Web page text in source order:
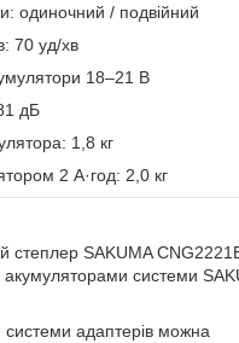
одиночний / подвійний
70 уд/хв
18–21 В
дБ
1,8 кг
2 А·год: 2,0 кг
степлер SAKUMA
акумуляторами системи
адаптерів можна